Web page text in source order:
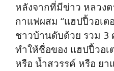
หลังจากที่มีข่าว หลวง
กาแฟผสม “แฮปปี้วอเต
ชาวบ้านดับด้วย รวม 3
ทำให้ชื่อของ แฮปปี้วอเ
หรือ น้ำสวรรค์ หรือ ย